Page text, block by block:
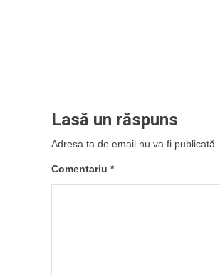
Lasă un răspuns
Adresa ta de email nu va fi publicată.
Comentariu *